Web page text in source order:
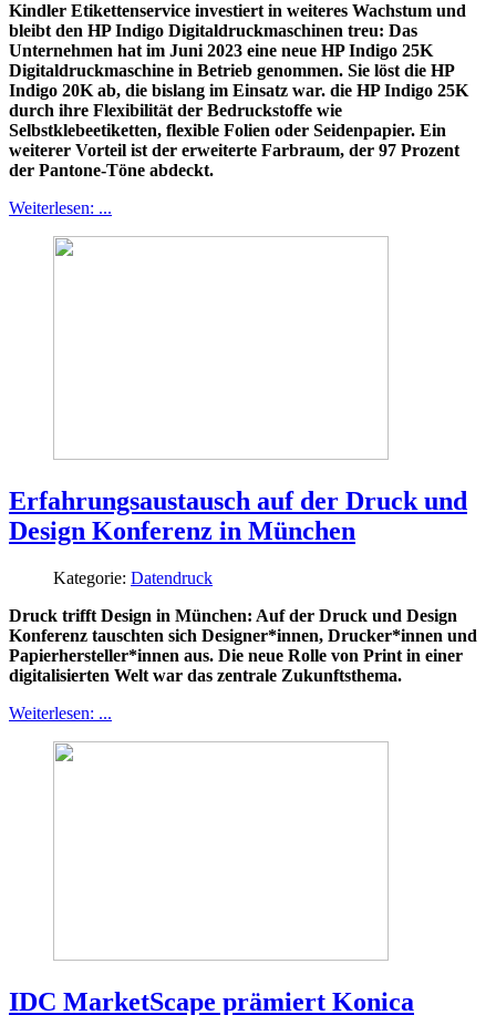
Kindler Etikettenservice investiert in weiteres Wachstum und
bleibt den HP Indigo Digitaldruckmaschinen treu: Das
Unternehmen hat im Juni 2023 eine neue HP Indigo 25K
Digitaldruckmaschine in Betrieb genommen. Sie löst die HP
Indigo 20K ab, die bislang im Einsatz war. die HP Indigo 25K
durch ihre Flexibilität der Bedruckstoffe wie
Selbstklebeetiketten, flexible Folien oder Seidenpapier. Ein
weiterer Vorteil ist der erweiterte Farbraum, der 97 Prozent
der Pantone-Töne abdeckt.
Weiterlesen: ...
Erfahrungsaustausch auf der Druck und
Design Konferenz in München
Kategorie: Datendruck
Druck trifft Design in München: Auf der Druck und Design
Konferenz tauschten sich Designer*innen, Drucker*innen und
Papierhersteller*innen aus. Die neue Rolle von Print in einer
digitalisierten Welt war das zentrale Zukunftsthema.
Weiterlesen: ...
IDC MarketScape prämiert Konica